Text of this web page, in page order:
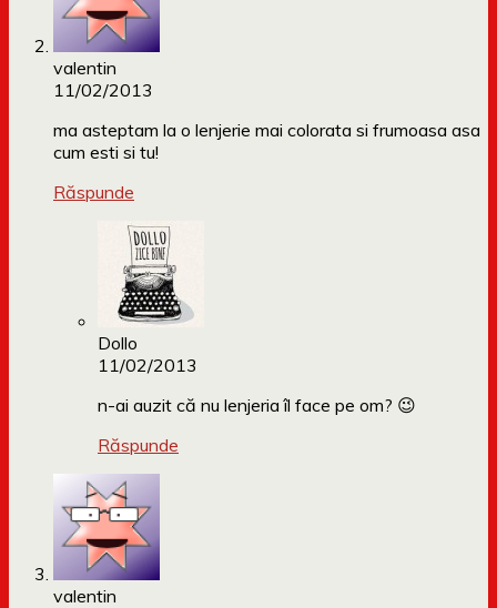
valentin
11/02/2013
ma asteptam la o lenjerie mai colorata si frumoasa asa
cum esti si tu!
Răspunde
Dollo
11/02/2013
n-ai auzit că nu lenjeria îl face pe om? 😉
Răspunde
valentin